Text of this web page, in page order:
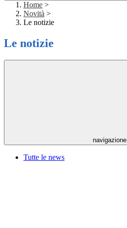
Home >
Novità >
Le notizie
Le notizie
navigazione
Tutte le news